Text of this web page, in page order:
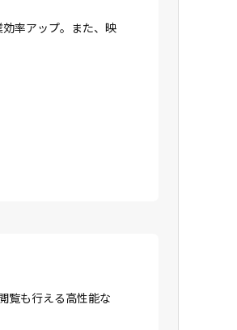
率アップ。また、映
覧も行える高性能な